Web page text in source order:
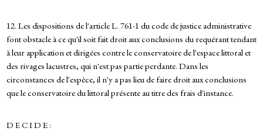
12. Les dispositions de l'article L. 761-1 du code de justice administrative
font obstacle à ce qu'il soit fait droit aux conclusions du requérant tendant
à leur application et dirigées contre le conservatoire de l'espace littoral et
des rivages lacustres, qui n'est pas partie perdante. Dans les
circonstances de l'espèce, il n'y a pas lieu de faire droit aux conclusions
que le conservatoire du littoral présente au titre des frais d'instance.
D E C I D E :